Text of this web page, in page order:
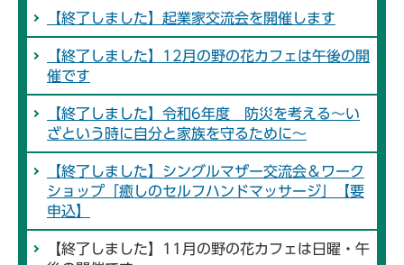
【終了しました】起業家交流会を開催します
【終了しました】12月の野の花カフェは午後の開
催です
【終了しました】令和6年度 防災を考える～い
ざという時に自分と家族を守るために～
【終了しました】シングルマザー交流会＆ワーク
ショップ「癒しのセルフハンドマッサージ」【要
申込】
【終了しました】11月の野の花カフェは日曜・午